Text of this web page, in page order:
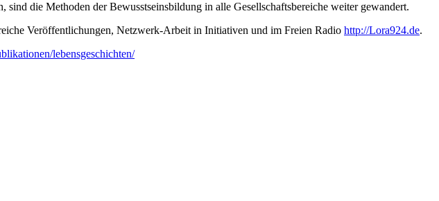
die Methoden der Bewusstseinsbildung in alle Gesellschaftsbereiche weiter gewandert.
Veröffentlichungen, Netzwerk-Arbeit in Initiativen und im Freien Radio http://Lora924.de.
lebensgeschichten/